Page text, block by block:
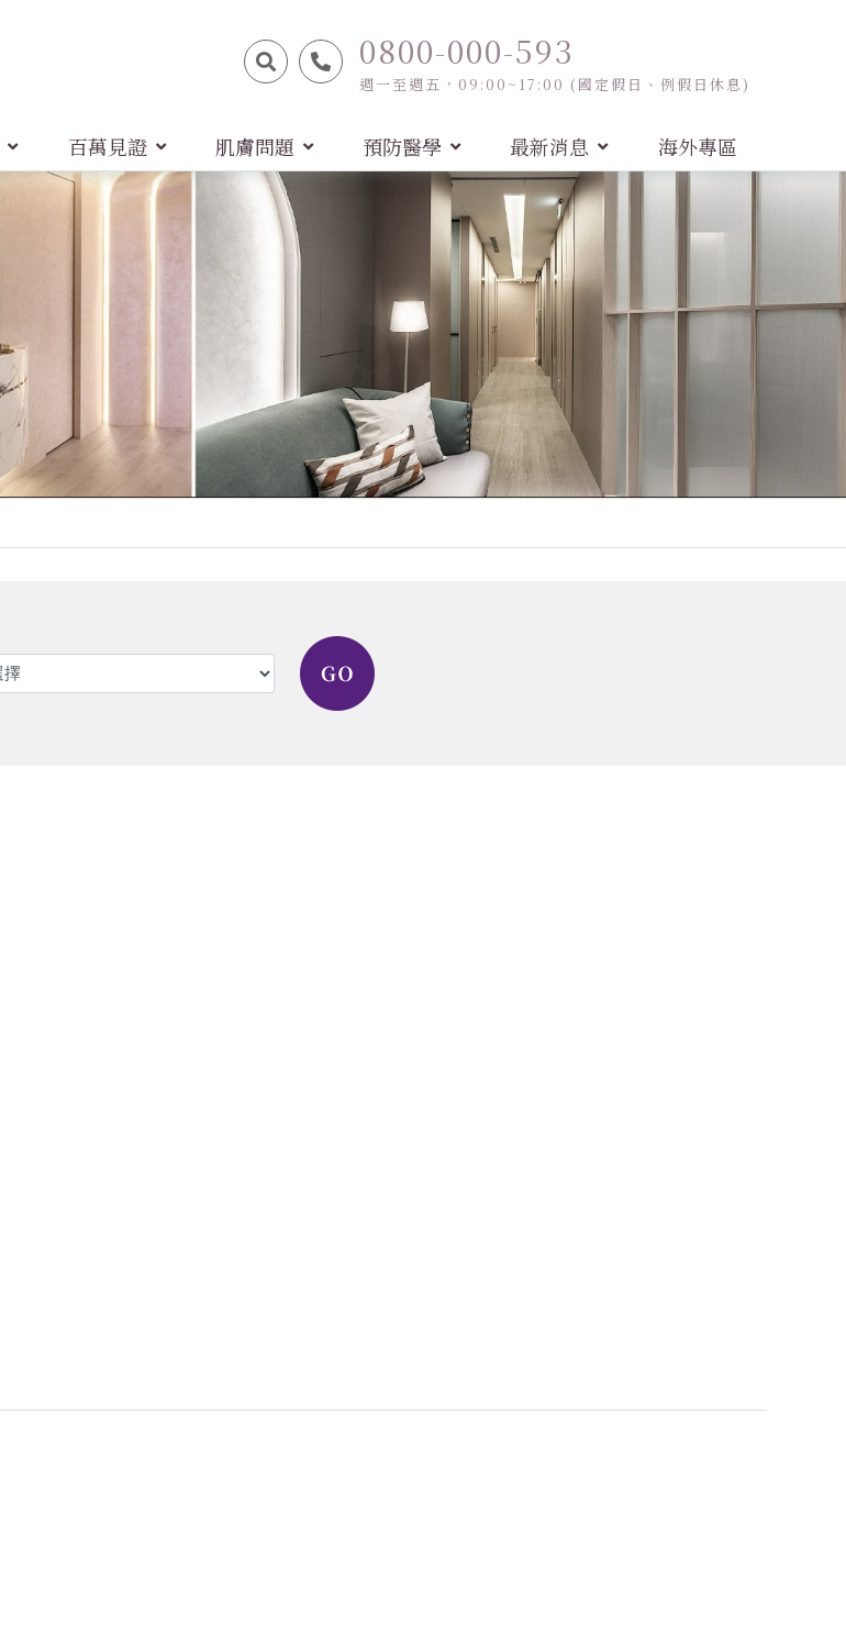
0800-000-593
週一至週五，09:00~17:00 (國定假日、例假日休息)
百萬見證 肌膚問題 預防醫學 最新消息 海外專區